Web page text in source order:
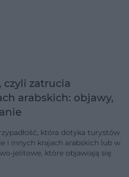
czyli zatrucia
arabskich: objawy,
która dotyka turystów
i innych krajach arabskich lub w
jelitowe, które objawiają się